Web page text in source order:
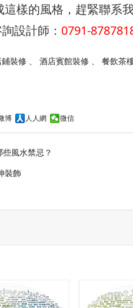
樣的風格，趕緊聯系我
設計師： 0791-
裝修、 酒店賓館裝修、 餐飲茶
博 人人網 微信
風水禁忌？
裝飾